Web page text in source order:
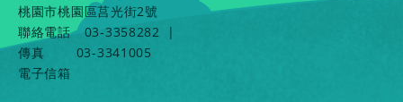
桃園市桃園區莒光街2號
聯絡電話
03-3358282
|
傳真
03-3341005
電子信箱